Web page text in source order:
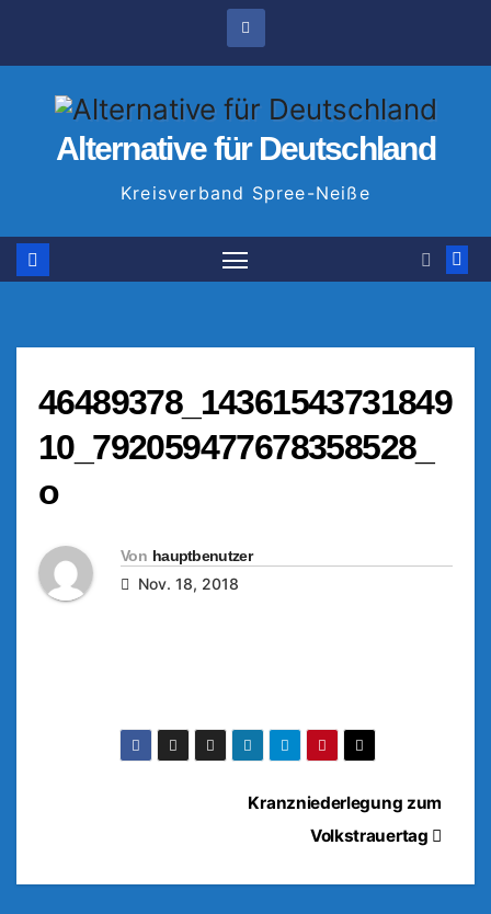
Alternative für Deutschland
Kreisverband Spree-Neiße
46489378_14361543731849
10_792059477678358528_
o
Von hauptbenutzer
Nov. 18, 2018
BeitragsnavigationKranzniederlegung zum
Volkstrauertag